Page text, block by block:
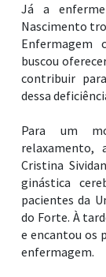
Já a
Nascimento
Enfermagem
buscou
contribuir
dessa
Para um
relaxamento,
Cristina
ginástica
pacientes da
do Forte. À
e encantou os
enfermagem.